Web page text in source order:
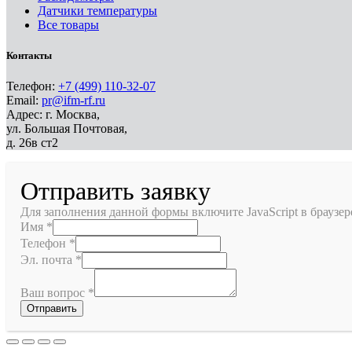
Датчики температуры
Все товары
Контакты
Телефон: +7 (499) 110-32-07
Email: pr@ifm-rf.ru
Адрес: г. Москва,
ул. Большая Почтовая,
д. 26в ст2
Отправить заявку
Для заполнения данной формы включите JavaScript в
Имя *
Телефон *
Эл. почта *
Ваш вопрос *
Отправить